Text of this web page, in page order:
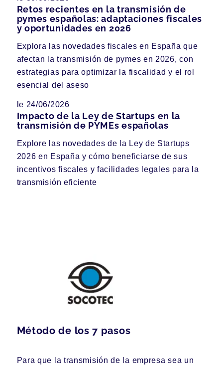
Retos recientes en la transmisión de
pymes españolas: adaptaciones fiscales
y oportunidades en 2026
Explora las novedades fiscales en España que
afectan la transmisión de pymes en 2026, con
estrategias para optimizar la fiscalidad y el rol
esencial del aseso
le 24/06/2026
Impacto de la Ley de Startups en la
transmisión de PYMEs españolas
Explore las novedades de la Ley de Startups
2026 en España y cómo beneficiarse de sus
incentivos fiscales y facilidades legales para la
transmisión eficiente
Método de los 7 pasos
Para que la transmisión de la empresa sea un